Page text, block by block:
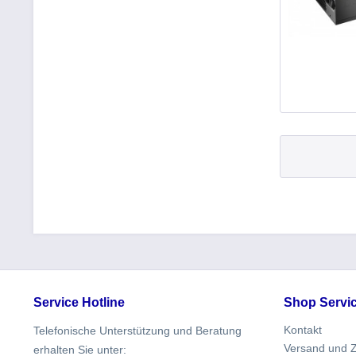
Service Hotline
Telefonische Unterstützung und Beratung
erhalten Sie unter:
Shop
Kontakt
Versand und